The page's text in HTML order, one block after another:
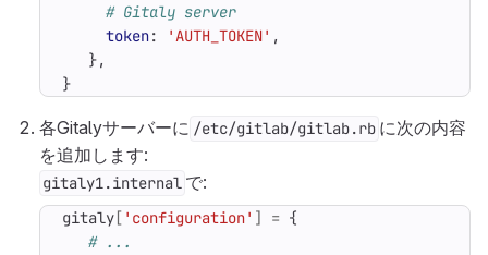
# Gitaly server
token: 'AUTH_TOKEN' ,
},
}
各Gitalyサーバーに /etc/gitlab/gitlab.rb に次の内容
を追加します:
gitaly1.internal で:
gitaly[ 'configuration' ] = {
# ...